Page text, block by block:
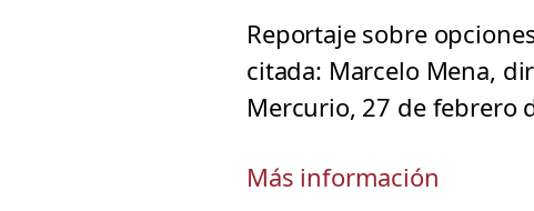
Reportaje sobre
citada: Marcelo Mena,
Mercurio, 27 de febrero
Más información